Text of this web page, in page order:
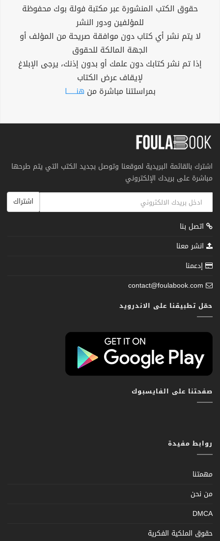
حقوق الكتب المنشورة عبر مكتبة فولة بوك محفوظة
للمؤلفين ودور النشر
لا يتم نشر أي كتاب دون موافقة صريحة من المؤلف أو
الجهة المالكة للحقوق
إذا تم نشر كتابك دون علمك أو بدون إذنك، يرجى الإبلاغ
لإيقاف عرض الكتاب
بمراسلتنا مباشرة من هنــــــا
اشترك بالقائمة البريدية لموقعنا وتوصل بجديد الكتب التي يتم طرحها
مباشرة على بريدك الإلكتروني
اشتراك
اتصل بنا
انشر معنا
إدعمنا
contact@foulabook.com
حمّل تطبيقنا على الاندرويد
صفحتنا على الفايسبوك
روابط مفيدة
مهمتنا
من نحن
DMCA
حقوق الملكية الفكرية